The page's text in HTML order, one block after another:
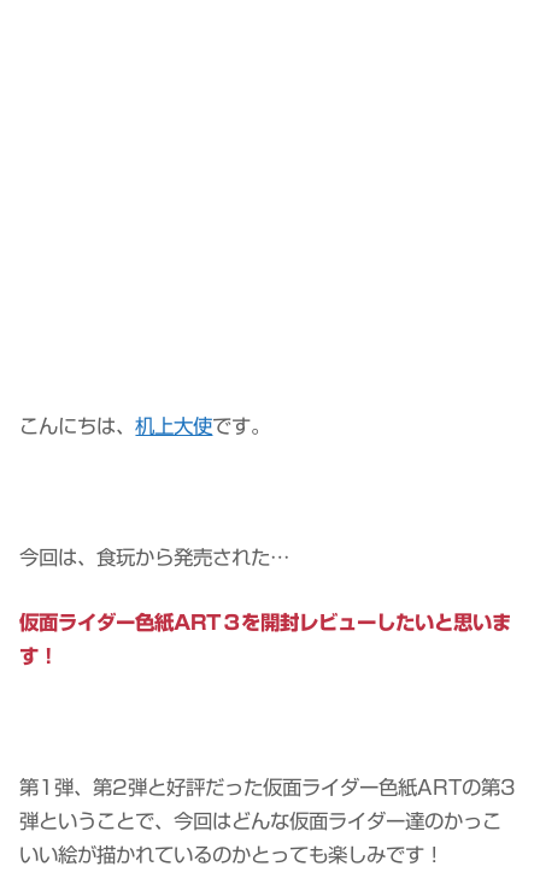
こんにちは、机上大使です。
今回は、食玩から発売された…
仮面ライダー色紙ART３を開封レビューしたいと思いま
す！
第1弾、第2弾と好評だった仮面ライダー色紙ARTの第3
弾ということで、今回はどんな仮面ライダー達のかっこ
いい絵が描かれているのかとっても楽しみです！